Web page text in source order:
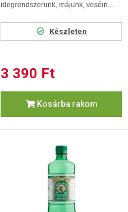
idegrendszerünk, májunk, veséin...
Készleten
3 390 Ft
Kosárba rakom